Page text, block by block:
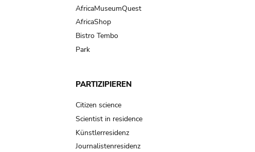
AfricaMuseumQuest
AfricaShop
Bistro Tembo
Park
PARTIZIPIEREN
Citizen science
Scientist in residence
Künstlerresidenz
Journalistenresidenz